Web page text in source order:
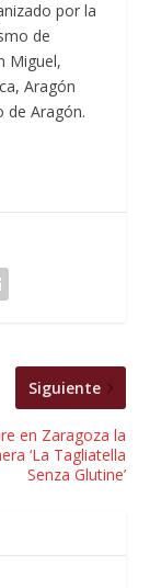
por la
de
Miguel,
Aragón
de Aragón.
Siguiente
en Zaragoza la
‘La Tagliatella
Senza Glutine’